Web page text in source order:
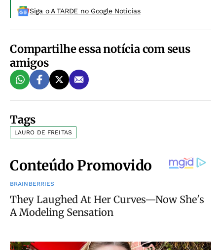
Siga o A TARDE no Google Noticias
Compartilhe essa notícia com seus
amigos
Tags
LAURO DE FREITAS